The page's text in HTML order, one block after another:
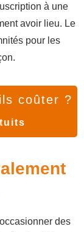
à une
avoir lieu. Le
pour les
coûter ?
des